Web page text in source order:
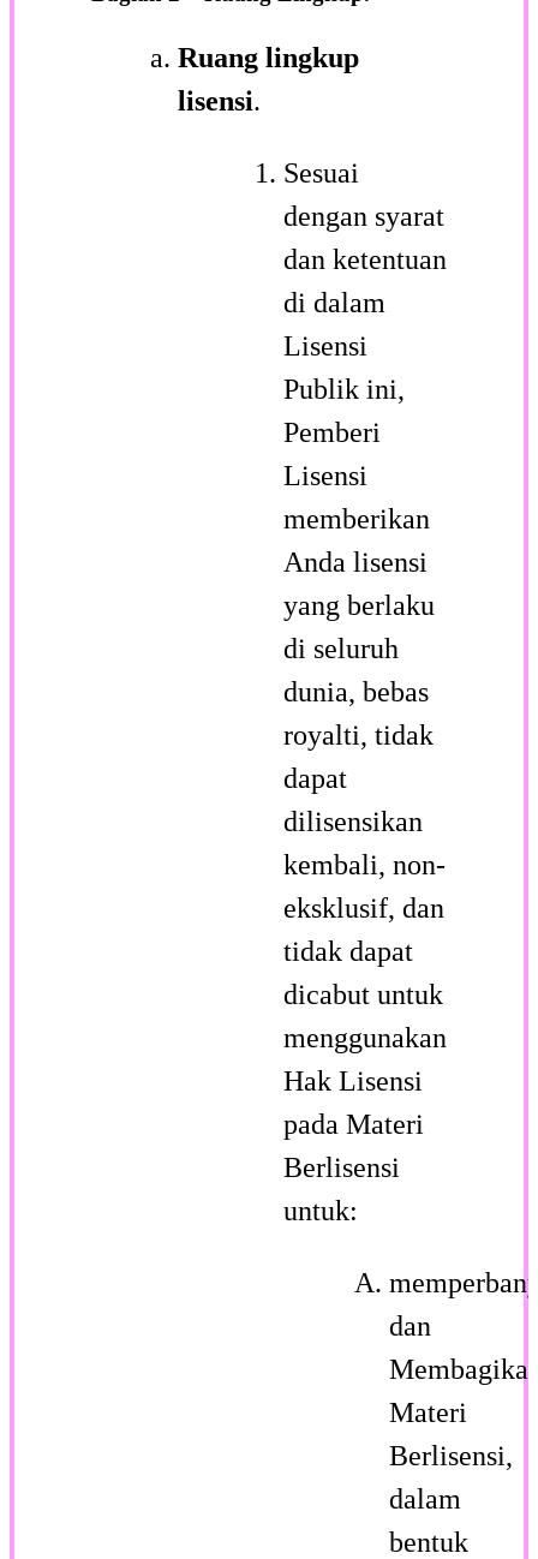
Ruang lingkup
lisensi.
Sesuai
dengan syarat
dan ketentuan
di dalam
Lisensi
Publik ini,
Pemberi
Lisensi
memberikan
Anda lisensi
yang berlaku
di seluruh
dunia, bebas
royalti, tidak
dapat
dilisensikan
kembali, non-
eksklusif, dan
tidak dapat
dicabut untuk
menggunakan
Hak Lisensi
pada Materi
Berlisensi
untuk:
dan
Materi
Berlisensi,
dalam
bentuk